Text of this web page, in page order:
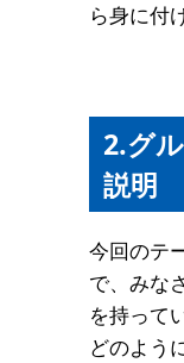
ら身に付
2.グ
説明
今回のテ
で、みな
を持って
どのよう